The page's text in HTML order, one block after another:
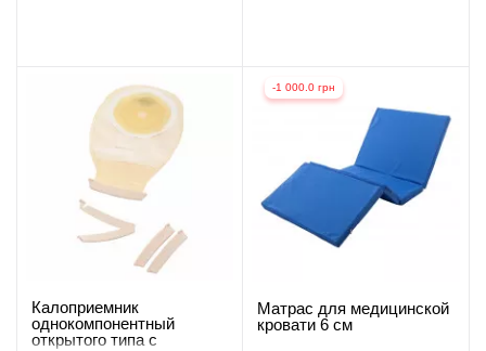
Калоприемник
однокомпонентный
открытого типа с
-1 000.0 грн
Матрас для медицинской
кровати 6 см